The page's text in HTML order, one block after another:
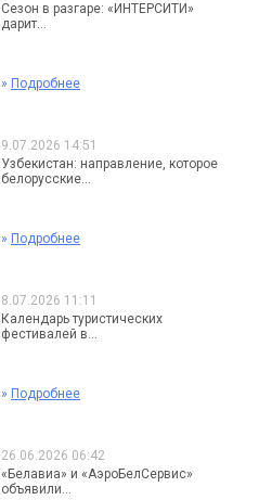
Сезон в разгаре: «ИНТЕРСИТИ»
дарит...
» Подробнее
9.07.2026 14:51
Узбекистан: направление, которое
белорусские...
» Подробнее
8.07.2026 11:11
Календарь туристических
фестивалей в...
» Подробнее
26.06.2026 06:42
«Белавиа» и «АэроБелСервис»
объявили...